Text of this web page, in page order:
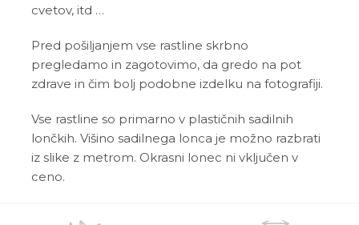
cvetov, itd …
Pred pošiljanjem vse rastline skrbno
pregledamo in zagotovimo, da gredo na pot
zdrave in čim bolj podobne izdelku na fotografiji.
Vse rastline so primarno v plastičnih sadilnih
lončkih. Višino sadilnega lonca je možno razbrati
iz slike z metrom. Okrasni lonec ni vključen v
ceno.